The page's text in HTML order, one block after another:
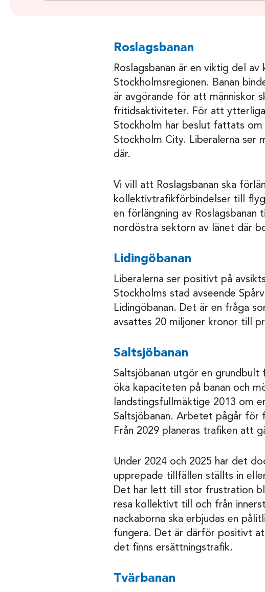
Roslagsbanan
Roslagsbanan är en viktig del
Stockholmsregionen. Banan
är avgörande för att människor
fritidsaktiviteter. För att
Stockholm har beslut fattats
Stockholm City. Liberalerna ser
där.
Vi vill att Roslagsbanan ska
kollektivtrafikförbindelser till
en förlängning av
nordöstra sektorn av länet där
Lidingöbanan
Liberalerna ser positivt på
Stockholms stad avseende
Lidingöbanan. Det är en fråga
avsattes 20 miljoner kronor till
Saltsjöbanan
Saltsjöbanan utgör en
öka kapaciteten på banan och
landstingsfullmäktige 2013 om
Saltsjöbanan. Arbetet pågår för
Från 2029 planeras trafiken att
Under 2024 och 2025 har det
upprepade tillfällen ställts in
Det har lett till stor frustration
resa kollektivt till och från
nackaborna ska erbjudas en
fungera. Det är därför positivt
det finns ersättningstrafik.
Tvärbanan